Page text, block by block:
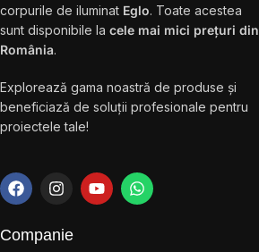
corpurile de iluminat Eglo. Toate acestea
sunt disponibile la cele mai mici prețuri din
România.
Explorează gama noastră de produse și
beneficiază de soluții profesionale pentru
proiectele tale!
Companie